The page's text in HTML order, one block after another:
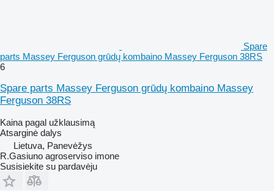
Spare
parts Massey Ferguson grūdų kombaino Massey Ferguson 38RS
6
Spare parts Massey Ferguson grūdų kombaino Massey
Ferguson 38RS
Kaina pagal užklausimą
Atsarginė dalys
Lietuva, Panevėžys
R.Gasiuno agroserviso imone
Susisiekite su pardavėju